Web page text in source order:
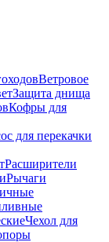
Ветровое
Защита днища
Кофры для
для перекачки
Расширители
Рычаги
Чехол для